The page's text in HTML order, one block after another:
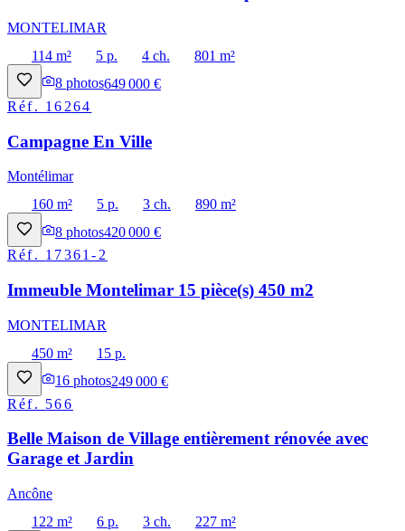
MONTELIMAR
114 m²
5 p. 4 ch.
801 m²
8 photos649 000 €
Réf. 16264
Campagne En Ville
Montélimar
160 m²
5 p. 3 ch.
890 m²
8 photos420 000 €
Réf. 17361-2
Immeuble Montelimar 15 pièce(s) 450 m2
MONTELIMAR
450 m²
15 p.
16 photos249 000 €
Réf. 566
Belle Maison de Village entièrement rénovée avec
Garage et Jardin
Ancône
122 m²
6 p. 3 ch.
227 m²